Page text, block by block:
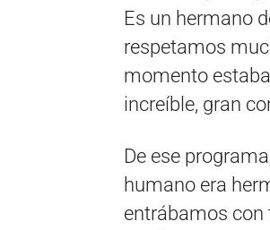
Es un hermano
respetamos
momento
increíble, gran
De ese
humano era
entrábamos con